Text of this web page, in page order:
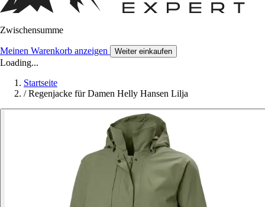
Zwischensumme
Meinen Warenkorb anzeigen Weiter einkaufen
Loading...
Startseite
/ Regenjacke für Damen Helly Hansen Lilja